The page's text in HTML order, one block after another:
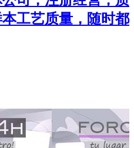
工艺质量，随时都